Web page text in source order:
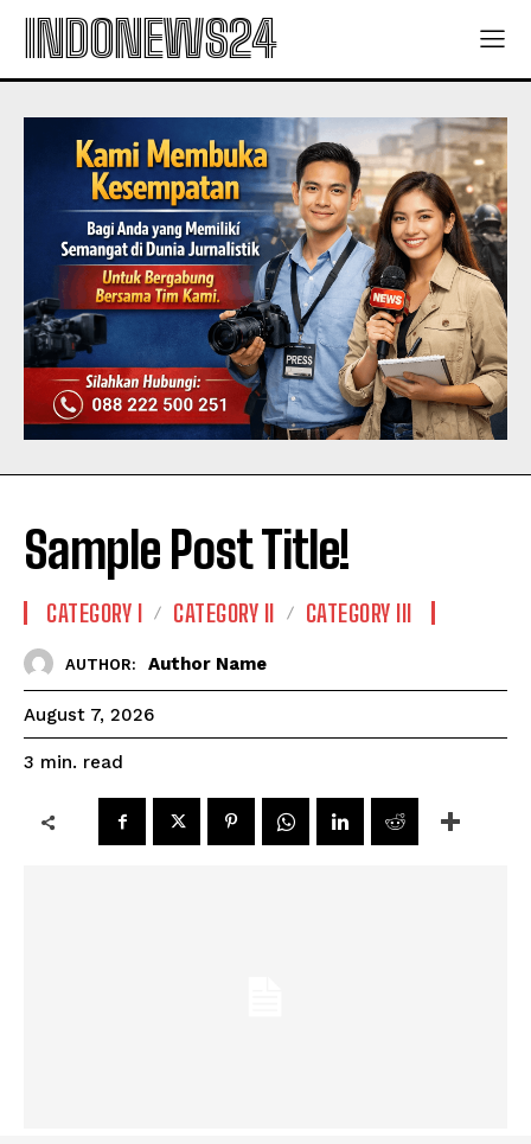
INDONEWS24
Sample Post Title!
CATEGORY I CATEGORY II CATEGORY III
AUTHOR: Author Name
August 7, 2026
3 min. read